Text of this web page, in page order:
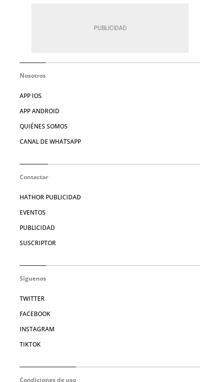
Nosotros
APP IOS
APP ANDROID
QUIÉNES SOMOS
CANAL DE WHATSAPP
Contactar
HATHOR PUBLICIDAD
EVENTOS
PUBLICIDAD
SUSCRIPTOR
Síguenos
TWITTER
FACEBOOK
INSTAGRAM
TIKTOK
Condiciones de uso